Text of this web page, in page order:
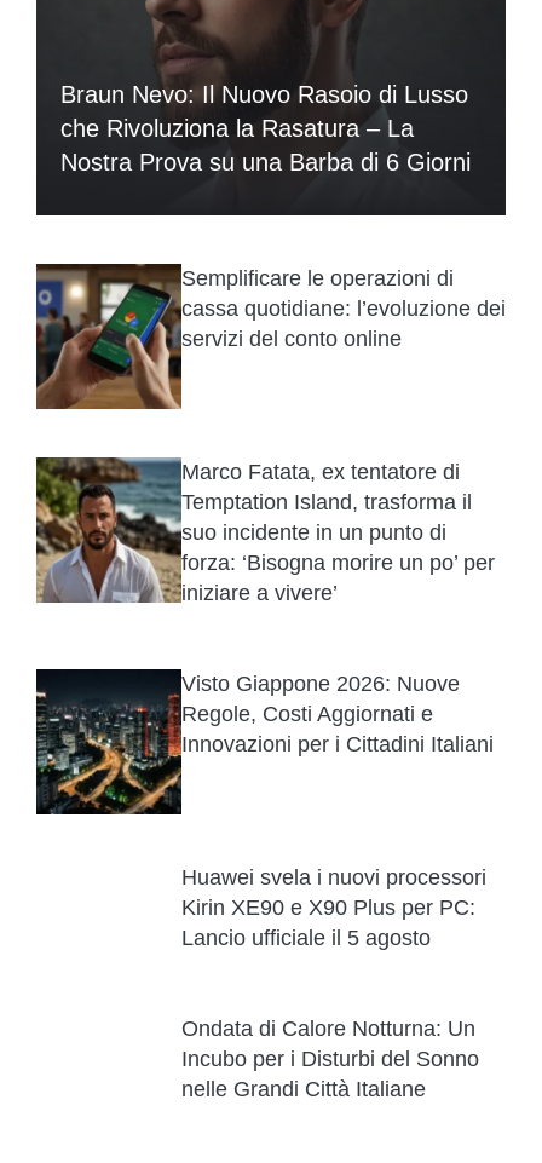
Braun Nevo: Il Nuovo Rasoio di Lusso
che Rivoluziona la Rasatura – La
Nostra Prova su una Barba di 6 Giorni
Semplificare le operazioni di
cassa quotidiane: l’evoluzione dei
servizi del conto online
Marco Fatata, ex tentatore di
Temptation Island, trasforma il
suo incidente in un punto di
forza: ‘Bisogna morire un po’ per
iniziare a vivere’
Visto Giappone 2026: Nuove
Regole, Costi Aggiornati e
Innovazioni per i Cittadini Italiani
Huawei svela i nuovi processori
Kirin XE90 e X90 Plus per PC:
Lancio ufficiale il 5 agosto
Ondata di Calore Notturna: Un
Incubo per i Disturbi del Sonno
nelle Grandi Città Italiane